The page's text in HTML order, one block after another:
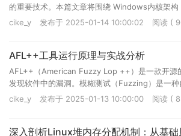
的重要技术。本篇文章将围绕 Windows内核架
论，旨在为读者提供一个全面而深入的学习路径
cike_y 发布于 2025-01-14 10:00:02 阅读 (
AFL++工具运行原理与实战分析
AFL++（American Fuzzy Lop ++）是一款开源
发现软件中的漏洞。模糊测试（Fuzzing）是一
在通过向软件输入大量随机或伪随机的数据，来
cike_y 发布于 2025-01-13 10:00:00 阅读 (
深入剖析Linux堆内存分配机制：从基